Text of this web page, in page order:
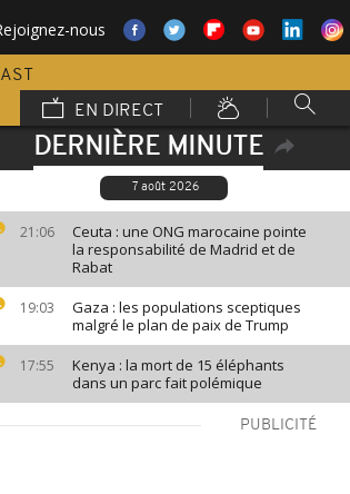
nous
EN DIRECT
DERNIÈRE MINUTE
7 août 2026
21:06
Ceuta : une ONG marocaine pointe
la responsabilité de Madrid et de
Rabat
19:03
Gaza : les populations sceptiques
malgré le plan de paix de Trump
17:55
Kenya : la mort de 15 éléphants
dans un parc fait polémique
PUBLICITÉ